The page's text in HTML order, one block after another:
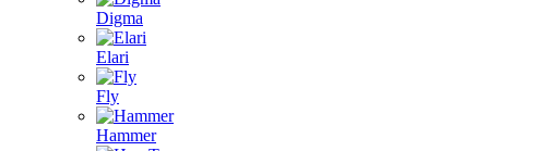
Digma
Elari
Fly
Hammer